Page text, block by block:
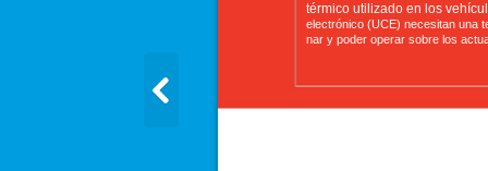
térmico utilizado en los
electrónico (UCE) necesitan una
nar y poder operar sobre los